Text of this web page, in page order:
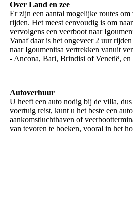
Over Land en zee
Er zijn een aantal mogelijke routes
rijden. Het meest eenvoudig is om
vervolgens een veerboot naar
Vanaf daar is het ongeveer 2 uur
naar Igoumenitsa vertrekken vanuit
- Ancona, Bari, Brindisi of Venetië,
Autoverhuur
U heeft een auto nodig bij de villa,
voertuig reist, kunt u het beste een
aankomstluchthaven of
van tevoren te boeken, vooral in het